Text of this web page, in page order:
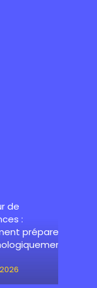
de
:
préparer